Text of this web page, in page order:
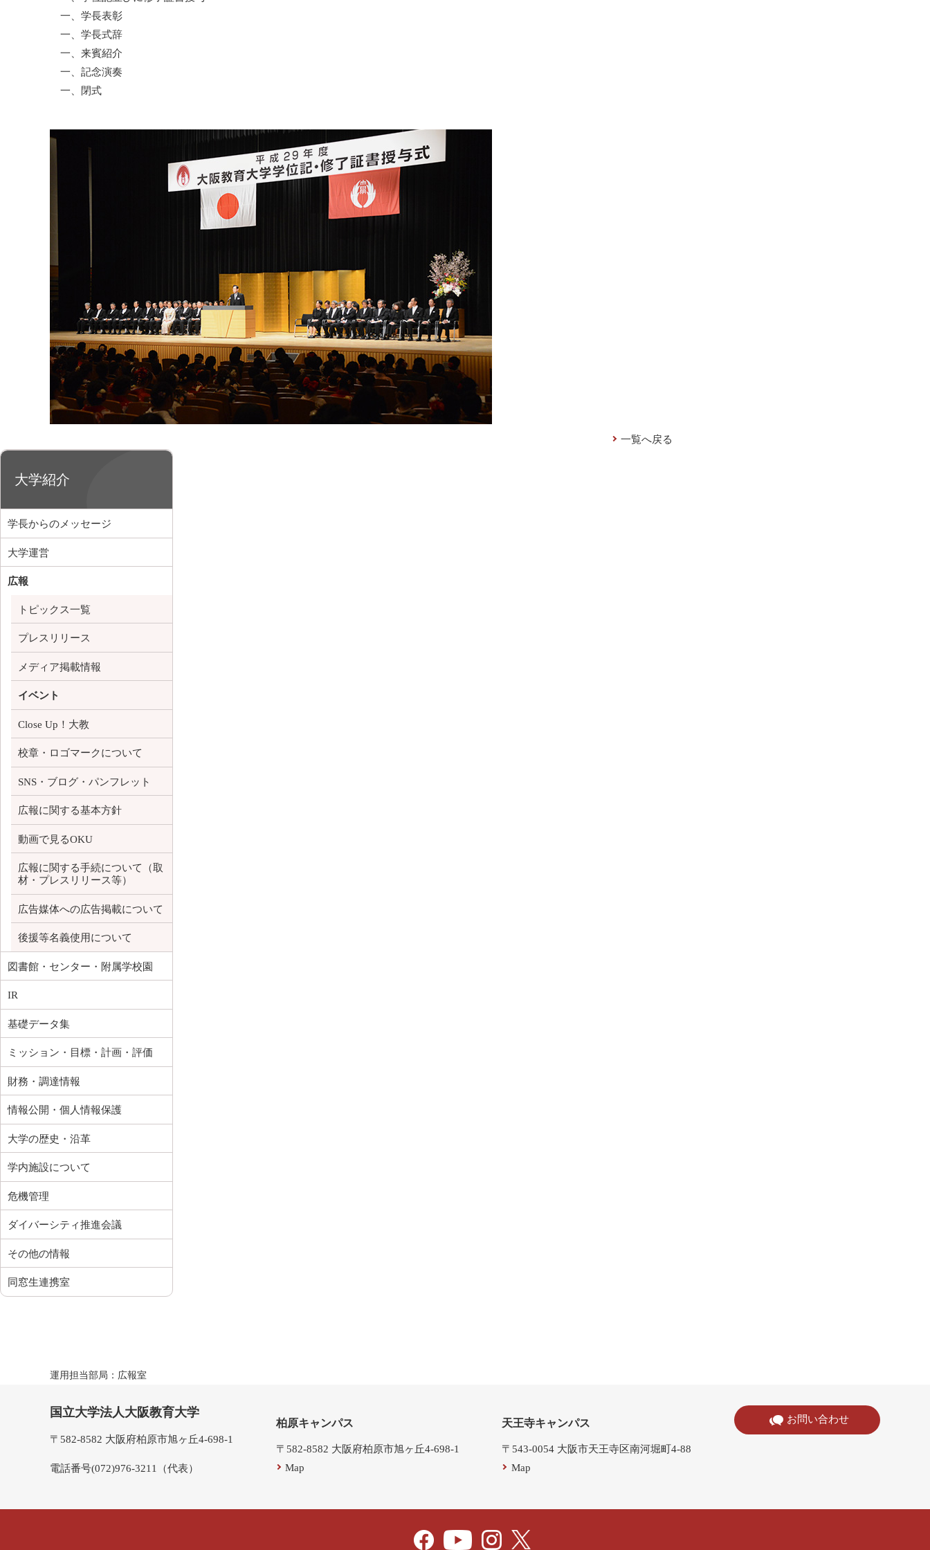
一、学長表彰
一、学長式辞
一、来賓紹介
一、記念演奏
一、閉式
一覧へ戻る
大学紹介
学長からのメッセージ
大学運営
広報
トピックス一覧
プレスリリース
メディア掲載情報
イベント
Close Up！大教
校章・ロゴマークについて
SNS・ブログ・パンフレット
広報に関する基本方針
動画で見るOKU
広報に関する手続について（取
材・プレスリリース等）
広告媒体への広告掲載について
後援等名義使用について
図書館・センター・附属学校園
IR
基礎データ集
ミッション・目標・計画・評価
財務・調達情報
情報公開・個人情報保護
大学の歴史・沿革
学内施設について
危機管理
ダイバーシティ推進会議
その他の情報
同窓生連携室
運用担当部局：広報室
国立大学法人大阪教育大学
〒582-8582 大阪府柏原市旭ヶ丘4-698-1
電話番号(072)976-3211（代表）
柏原キャンパス
〒582-8582 大阪府柏原市旭ヶ丘4-698-1
Map
天王寺キャンパス
〒543-0054 大阪市天王寺区南河堀町4-88
Map
お問い合わせ